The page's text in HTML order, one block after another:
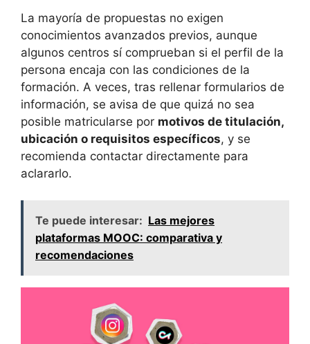
La mayoría de propuestas no exigen
conocimientos avanzados previos, aunque
algunos centros sí comprueban si el perfil de la
persona encaja con las condiciones de la
formación. A veces, tras rellenar formularios de
información, se avisa de que quizá no sea
posible matricularse por motivos de titulación,
ubicación o requisitos específicos, y se
recomienda contactar directamente para
aclararlo.
Te puede interesar: Las mejores
plataformas MOOC: comparativa y
recomendaciones